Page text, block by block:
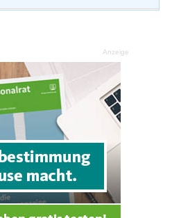
Anzeige